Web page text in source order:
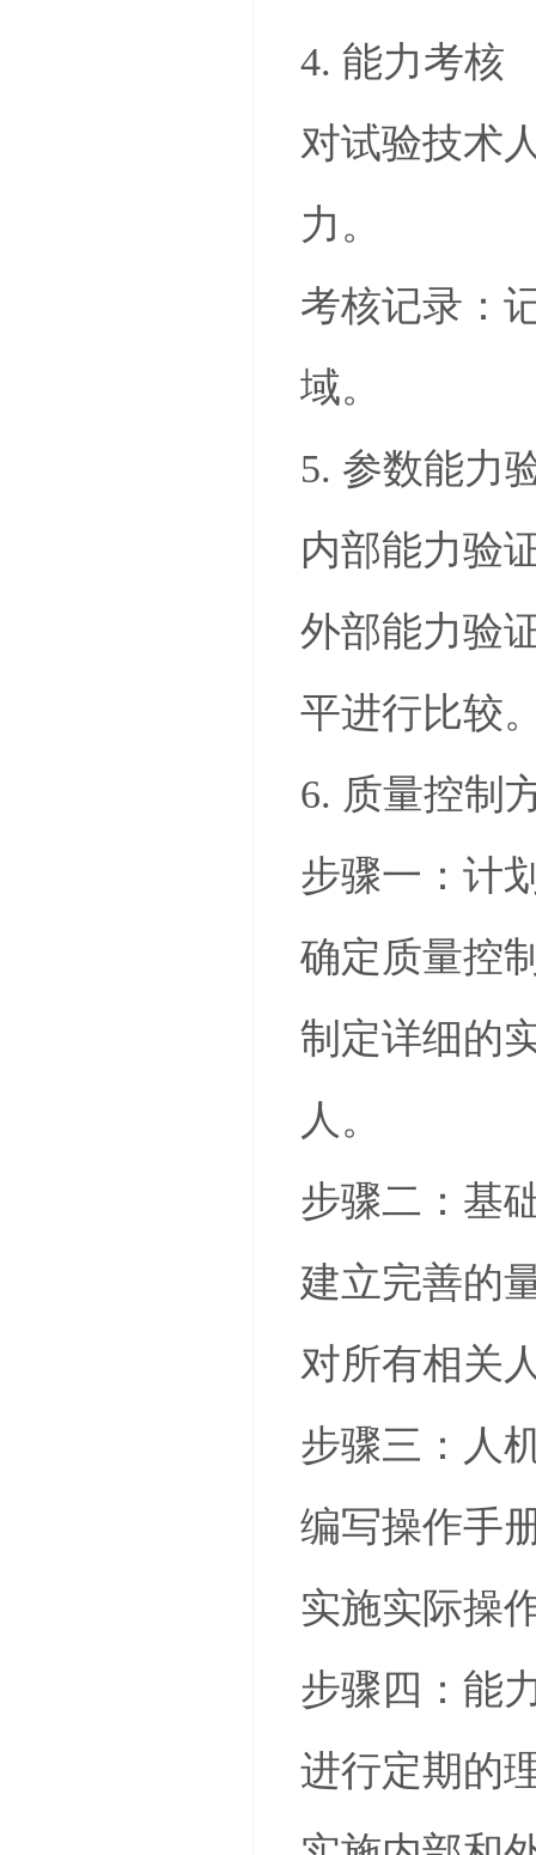
4. 能力考核
对试验技术
力。
考核记录：
域。
5. 参数能力
内部能力验
外部能力验
平进行比较
6. 质量控制
步骤一：计
确定质量控
制定详细的
人。
步骤二：基
建立完善的
对所有相关
步骤三：人
编写操作手
实施实际操
步骤四：能
进行定期的